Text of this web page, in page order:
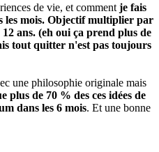
de vie, et comment je fais
les mois. Objectif multiplier par
ans. (eh oui ça prend plus de
tout quitter n'est pas toujours
une philosophie originale mais
plus de 70 % des ces idées de
dans les 6 mois. Et une bonne